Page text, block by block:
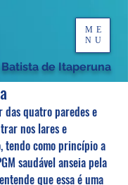
de Itaperuna
ME
NU
quatro paredes e
nos lares e
tendo como princípio a
saudável anseia pela
que essa é uma